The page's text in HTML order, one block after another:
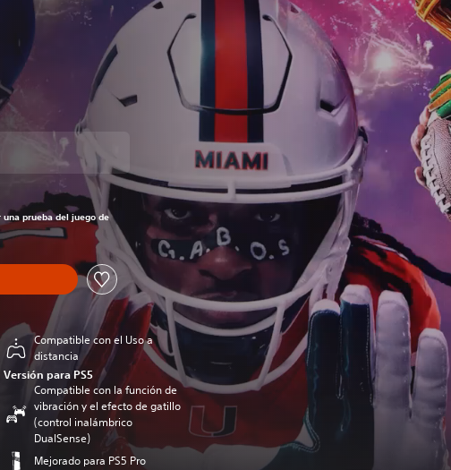
una prueba del juego de
Compatible con el Uso a
distancia
Versión para PS5
Compatible con la función de
vibración y el efecto de gatillo
(control inalámbrico
DualSense)
Mejorado para PS5 Pro